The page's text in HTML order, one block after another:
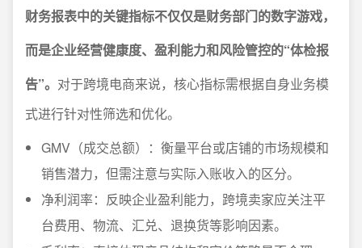
财务报表中的关键指标不仅仅是财务部门的数字游戏，
而是企业经营健康度、盈利能力和风险管控的“体检报
告”。 对于跨境电商来说，核心指标需根据自身业务模
式进行针对性筛选和优化。
GMV（成交总额）：衡量平台或店铺的市场规模和
销售潜力，但需注意与实际入账收入的区分。
净利润率：反映企业盈利能力，跨境卖家应关注平
台费用、物流、汇兑、退换货等影响因素。